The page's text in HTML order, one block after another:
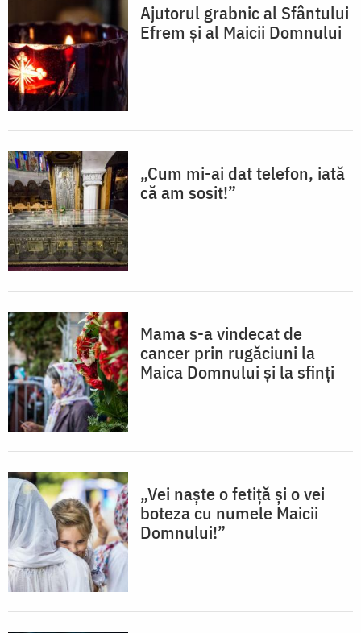
Ajutorul grabnic al Sfântului
Efrem și al Maicii Domnului
„Cum mi-ai dat telefon, iată
că am sosit!”
Mama s-a vindecat de
cancer prin rugăciuni la
Maica Domnului și la sfinți
„Vei naște o fetiță și o vei
boteza cu numele Maicii
Domnului!”